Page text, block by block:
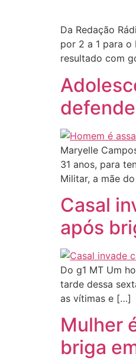
Da Redação
por 2 a 1 para o
resultado com
Maryelle
31 anos, para
Militar, a mãe
Casal
após
Do g1 MT Um
tarde dessa
as vítimas e […]
Mulher
briga